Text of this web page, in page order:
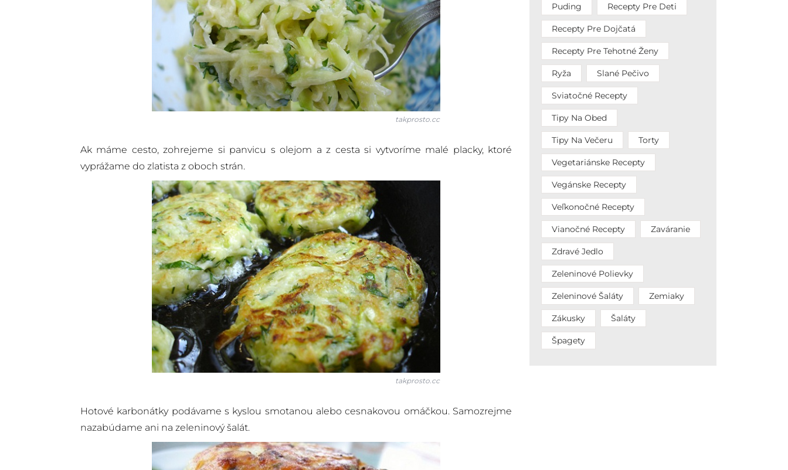
takprosto.cc
Ak máme cesto, zohrejeme si panvicu s olejom a z cesta si vytvoríme malé placky, ktoré
vyprážame do zlatista z oboch strán.
takprosto.cc
Hotové karbonátky podávame s kyslou smotanou alebo cesnakovou omáčkou. Samozrejme
nazabúdame ani na zeleninový šalát.
Puding Recepty Pre Deti
Recepty Pre Dojčatá
Recepty Pre Tehotné Ženy
Ryža Slané Pečivo
Sviatočné Recepty
Tipy Na Obed
Tipy Na Večeru Torty
Vegetariánske Recepty
Vegánske Recepty
Veľkonočné Recepty
Vianočné Recepty Zaváranie
Zdravé Jedlo
Zeleninové Polievky
Zeleninové Šaláty Zemiaky
Zákusky Šaláty
Špagety